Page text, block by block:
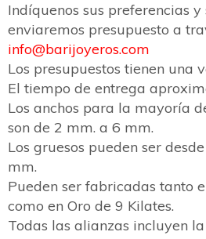
Indíquenos sus preferencias
enviaremos presupuesto a
info@barijoyeros.com
Los presupuestos tienen una
El tiempo de entrega
Los anchos para la mayoría
son de 2 mm. a 6 mm.
Los gruesos pueden ser
mm.
Pueden ser fabricadas tanto
como en Oro de 9 Kilates.
Todas las alianzas incluyen